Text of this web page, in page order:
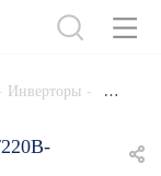
Инверторы -